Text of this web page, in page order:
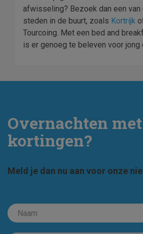
afwisseling? Bezoek dan een van
steden in de buurt, zoals Kortrijk
Tourcoing. Met een bed and
is er genoeg te beleven voor jong
Overnachten
kortingen?
Meld je dan nu aan voor onze